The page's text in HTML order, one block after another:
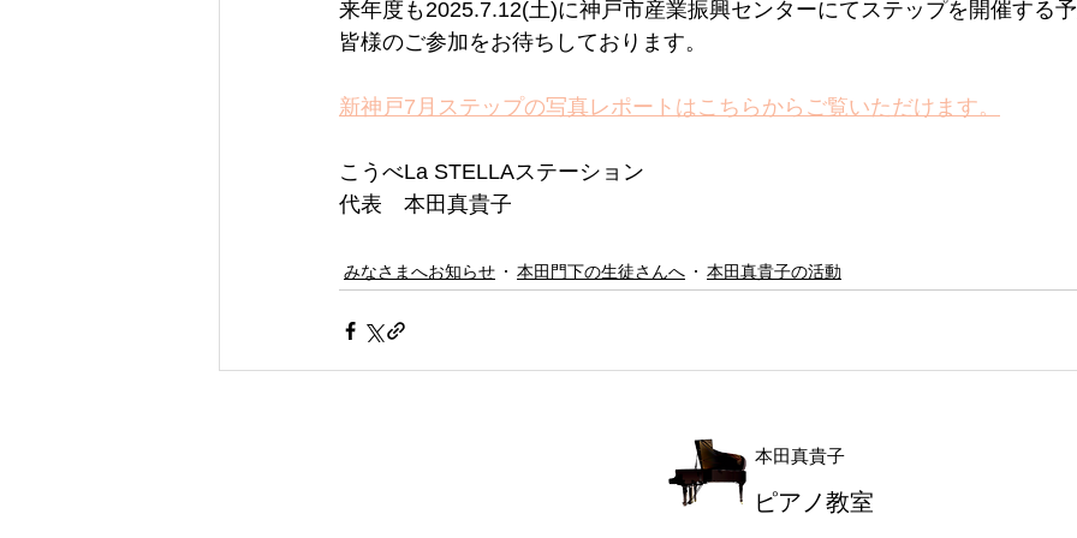
来年度も2025.7.12(土)に神戸市産業振興センターにてステップを開催する予
皆様のご参加をお待ちしております。
新神戸7月ステップの写真レポートはこちらからご覧いただけます。
こうべLa STELLAステーション
代表　本田真貴子
みなさまへお知らせ 本田門下の生徒さんへ 本田真貴子の活動
本田真貴子
ピアノ教室